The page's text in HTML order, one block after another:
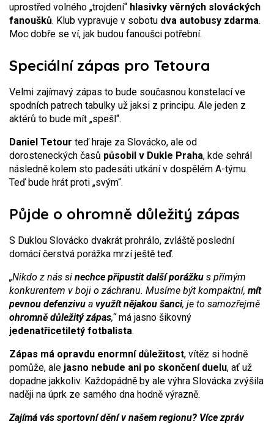
uprostřed volného „trojdení“ hlasivky věrných slováckých
fanoušků. Klub vypravuje v sobotu dva autobusy zdarma.
Moc dobře se ví, jak budou fanoušci potřební.
Speciální zápas pro Tetoura
Velmi zajímavý zápas to bude současnou konstelací ve
spodních patrech tabulky už jaksi z principu. Ale jeden z
aktérů to bude mít „spešl“.
Daniel Tetour teď hraje za Slovácko, ale od
dorosteneckých časů působil v Dukle Praha, kde sehrál
následně kolem sto padesáti utkání v dospělém A-týmu.
Teď bude hrát proti „svým“.
Půjde o ohromně důležitý zápas
S Duklou Slovácko dvakrát prohrálo, zvláště poslední
domácí čerstvá porážka mrzí ještě teď.
„Nikdo z nás si nechce připustit další porážku s přímým
konkurentem v boji o záchranu. Musíme být kompaktní, mít
pevnou defenzivu a využít nějakou šanci, je to samozřejmě
ohromně důležitý zápas,“má jasno šikovný
jedenatřicetiletý fotbalista.
Zápas má opravdu enormní důležitost, vítěz si hodně
pomůže, ale jasno nebude ani po skončení duelu, ať už
dopadne jakkoliv. Každopádně by ale výhra Slovácka zvýšila
naději na úprk ze samého dna hodně výrazně.
Zajímá vás sportovní dění v našem regionu? Více zpráv